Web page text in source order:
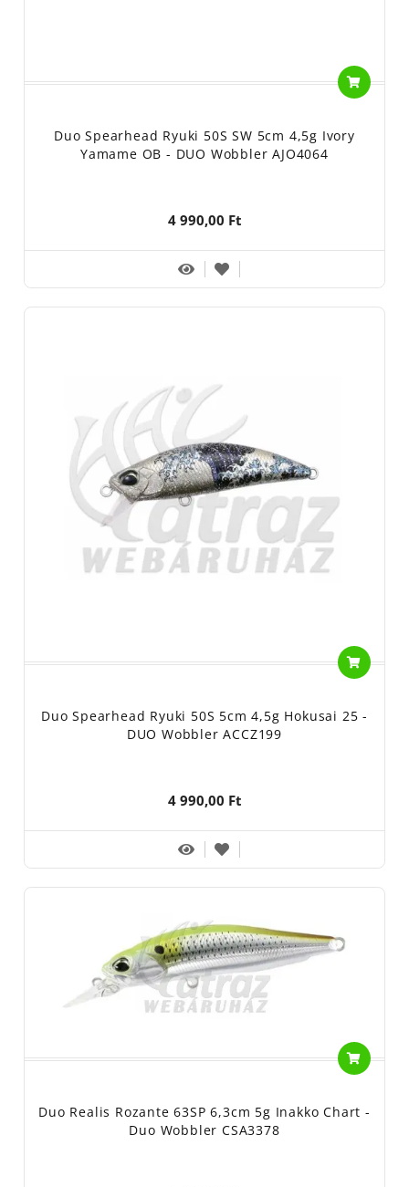
Duo Spearhead Ryuki 50S SW 5cm 4,5g Ivory
Yamame OB - DUO Wobbler AJO4064
4 990,00 Ft
Duo Spearhead Ryuki 50S 5cm 4,5g Hokusai 25 -
DUO Wobbler ACCZ199
4 990,00 Ft
Duo Realis Rozante 63SP 6,3cm 5g Inakko Chart -
Duo Wobbler CSA3378